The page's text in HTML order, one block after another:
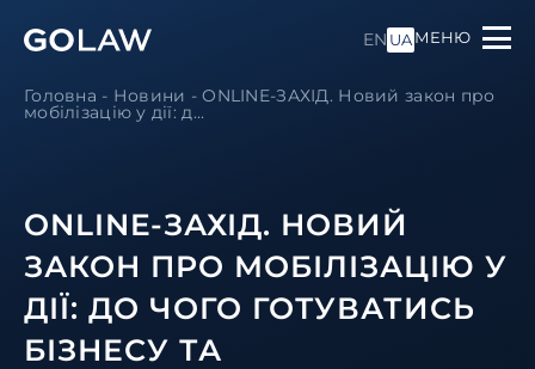
EN UAМЕНЮ
Головна - Новини -ONLINE-ЗАХІД. Новий закон про
мобілізацію у дії: д...
ONLINE-ЗАХІД. НОВИЙ
ЗАКОН ПРО МОБІЛІЗАЦІЮ У
ДІЇ: ДО ЧОГО ГОТУВАТИСЬ
БІЗНЕСУ ТА